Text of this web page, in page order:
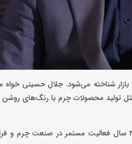
این بازار شناخته می‌شود. جلال حسینی
مختلف و نوآوری‌هایی مثل تولید محصولات چرم با رنگ‌های
سید جلال حسینی‌خواه، بنیان‌گذار و مدیرعامل مارال چرم طی گفت‌وگویی اختصاصی با کاماپرس از 30 سال فعالیت